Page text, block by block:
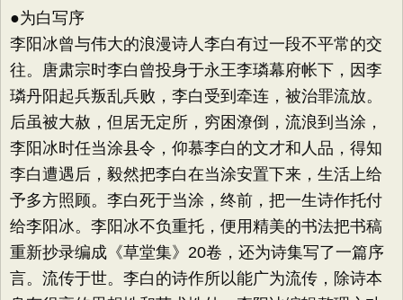
●为白写序
李阳冰曾与伟大的浪漫诗人李白有过一段不平常的交
往。唐肃宗时李白曾投身于永王李璘幕府帐下，因李
璘丹阳起兵叛乱兵败，李白受到牵连，被治罪流放。
后虽被大赦，但居无定所，穷困潦倒，流浪到当涂，
李阳冰时任当涂县令，仰慕李白的文才和人品，得知
李白遭遇后，毅然把李白在当涂安置下来，生活上给
予多方照顾。李白死于当涂，终前，把一生诗作托付
给李阳冰。李阳冰不负重托，便用精美的书法把书稿
重新抄录编成《草堂集》20卷，还为诗集写了一篇序
言。流传于世。李白的诗作所以能广为流传，除诗本